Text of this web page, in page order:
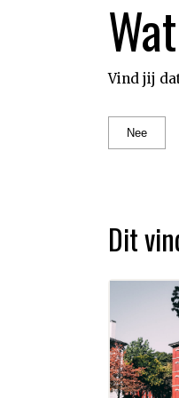
Vind jij
Nee
Dit